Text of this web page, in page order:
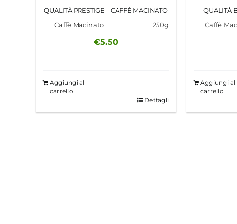
QUALITÀ PRESTIGE – CAFFÈ MACINATO
Caffè Macinato
250g
€5.50
Aggiungi al
carrello
Dettagli
QUALITÀ
Caffè
Aggiungi al
carrello